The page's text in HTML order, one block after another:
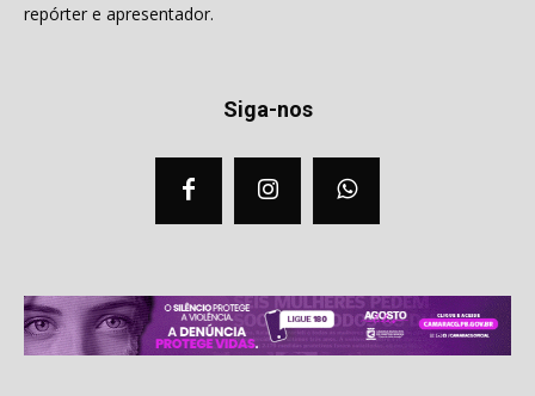
repórter e apresentador.
Siga-nos